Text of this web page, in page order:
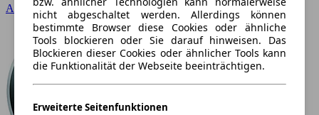
Audi
nicht abgeschaltet werden. Allerdings können
bestimmte Browser diese Cookies oder ähnliche
Tools blockieren oder Sie darauf hinweisen. Das
Blockieren dieser Cookies oder ähnlicher Tools kann
die Funktionalität der Webseite beeinträchtigen.
Erweiterte Seitenfunktionen